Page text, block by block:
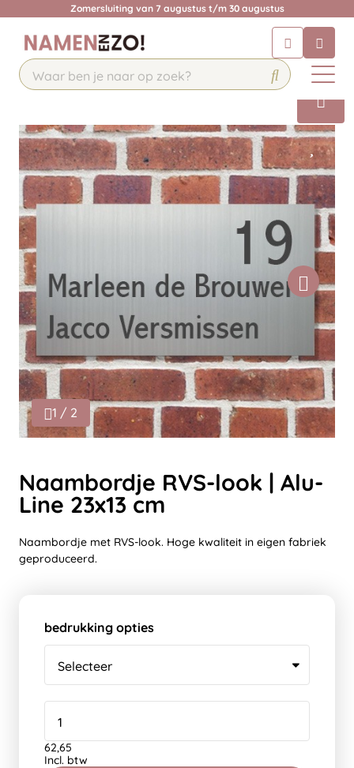
Zomersluiting van 7 augustus t/m 30 augustus
Chat 24/7 met onze chatbot voor
hulp
Contact
1 / 2
Naambordje RVS-look | Alu-
Line 23x13 cm
Naambordje met RVS-look. Hoge kwaliteit in eigen fabriek
geproduceerd.
bedrukking opties
62,65
Incl. btw